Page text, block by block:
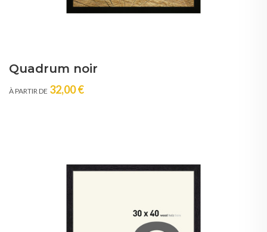
Quadrum noir
À PARTIR DE 32,00 €